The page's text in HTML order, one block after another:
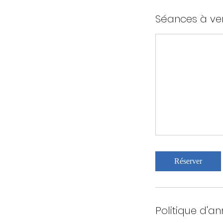
Séances à
Réserver
Politique